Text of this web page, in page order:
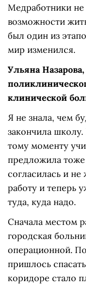
Медработники
возможности
был один из
мир изменился.
Ульяна
клинической
Я не знала, чем
закончила
тому моменту
предложила
согласилась и
работу и теперь
туда, куда надо.
Сначала местом
городская
операционной.
пришлось
коридоре стало